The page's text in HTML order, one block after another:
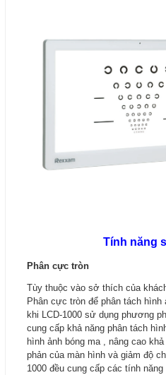
Tính năng
Phân cực tròn
Tùy thuộc vào sở thích của
Phân cực tròn để phân tách
khi LCD-1000 sử dụng phương
cung cấp khả năng phân tách
hình ảnh bóng ma , nâng cao
phản của màn hình và giảm độ
1000 đều cung cấp các tính năng